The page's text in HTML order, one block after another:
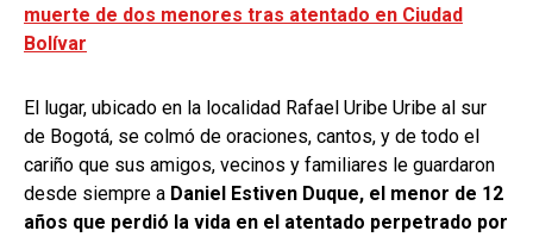
muerte de dos menores tras atentado en Ciudad
Bolívar
El lugar, ubicado en la localidad Rafael Uribe Uribe al sur
de Bogotá, se colmó de oraciones, cantos, y de todo el
cariño que sus amigos, vecinos y familiares le guardaron
desde siempre a Daniel Estiven Duque, el menor de 12
años que perdió la vida en el atentado perpetrado por